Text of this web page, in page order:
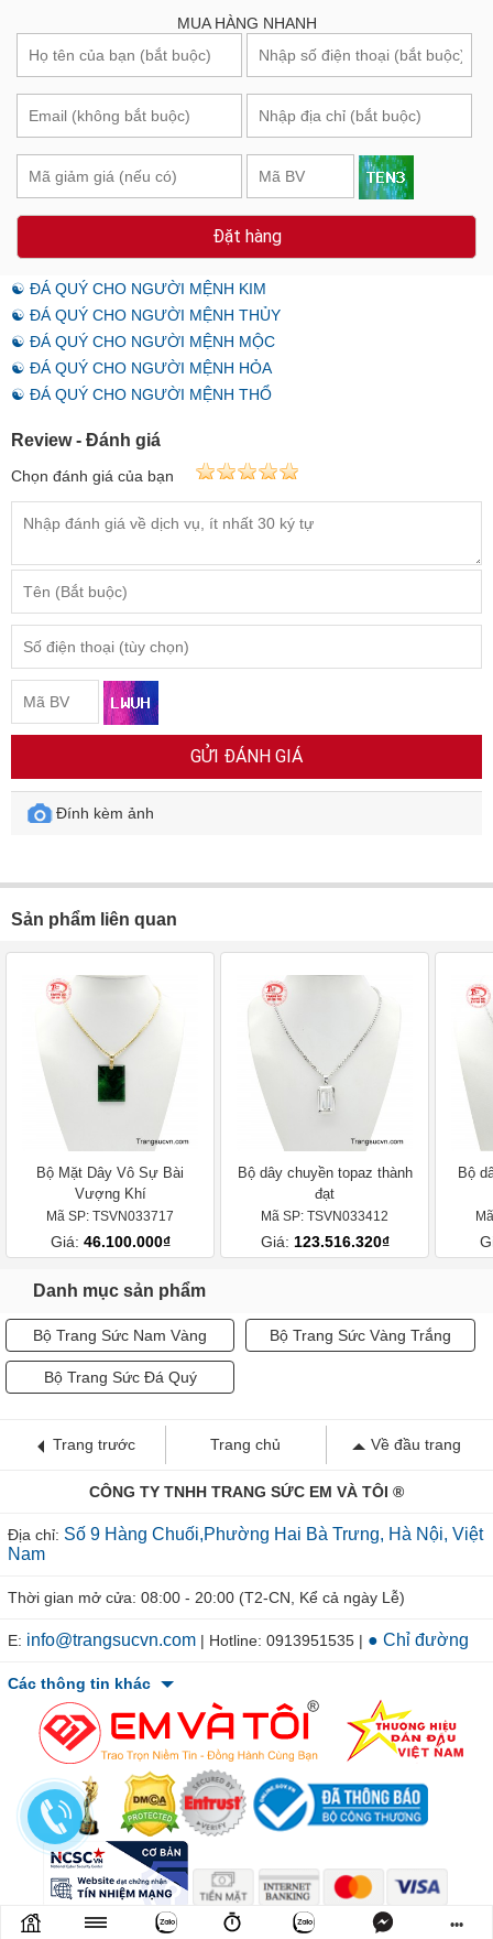
MUA HÀNG NHANH
Đặt hàng
☯ ĐÁ QUÝ CHO NGƯỜI MỆNH KIM
☯ ĐÁ QUÝ CHO NGƯỜI MỆNH THỦY
☯ ĐÁ QUÝ CHO NGƯỜI MỆNH MỘC
☯ ĐÁ QUÝ CHO NGƯỜI MỆNH HỎA
☯ ĐÁ QUÝ CHO NGƯỜI MỆNH THỔ
Review - Đánh giá
Chọn đánh giá của bạn
GỬI ĐÁNH GIÁ
Đính kèm ảnh
Sản phẩm liên quan
Bộ Mặt Dây Vô Sự Bài
Vượng Khí
Mã SP: TSVN033717
Giá: 46.100.000₫
Bộ dây chuyền topaz thành
đạt
Mã SP: TSVN033412
Giá: 123.516.320₫
Bộ
Danh mục sản phẩm
Bộ Trang Sức Nam Vàng Bộ Trang Sức Vàng Trắng
Bộ Trang Sức Đá Quý
Trang trước Trang chủ Về đầu trang
CÔNG TY TNHH TRANG SỨC EM VÀ TÔI ®
Địa chỉ: Số 9 Hàng Chuối,Phường Hai Bà Trưng, Hà Nội, Việt
Nam
Thời gian mở cửa: 08:00 - 20:00 (T2-CN, Kể cả ngày Lễ)
E: info@trangsucvn.com | Hotline: 0913951535 | ● Chỉ đường
Các thông tin khác
© 2011-2026 TRANGSUCVN.COM Copyright, All Rights Reserved. •••